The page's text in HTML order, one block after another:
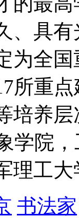
、具
为全
所重
培养
学院
理工大
书法家